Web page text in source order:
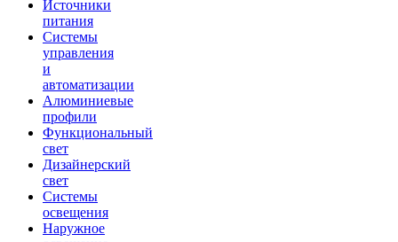
Источники
питания
Системы
управления
и
автоматизации
Алюминиевые
профили
Функциональный
свет
Дизайнерский
свет
Системы
освещения
Наружное